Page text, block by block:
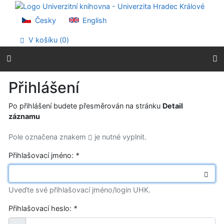
Přejít na obsah
Přejít na menu
Prohlášení o webové přístupnosti
Česky English
V košíku (0)
Přihlášení
Po přihlášení budete přesměrován na stránku Detail
záznamu
Pole označena znakem je nutné vyplnit.
Přihlašovací jméno: *
Uveďte své přihlašovací jméno/login UHK.
Přihlašovací heslo: *